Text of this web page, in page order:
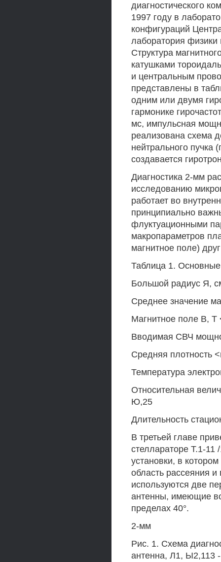
диагностического
1997 году в
конфигураций
лаборатория
Структура
катушками
и центральным
представлены в
одним или двумя
гармонике
мс, импульсная
реализована схема
нейтрального пучка
создавается
Диагностика 2-мм
исследованию
работает во
принципиально
флуктуационными
макропараметров
магнитное поле)
Таблица 1.
Большой радиус Я,
Среднее значение
Магнитное поле В, Т
Вводимая СВЧ
Средняя плотность
Температура
Относительная
Ю,25
Длительность
В третьей главе
стеллараторе Т.1-
установки, в
область рассеяния и
используются две
антенны, имеющие
пределах 40°.
2-мм
Рис. 1. Схема
антенна, Л1, Ы2,113